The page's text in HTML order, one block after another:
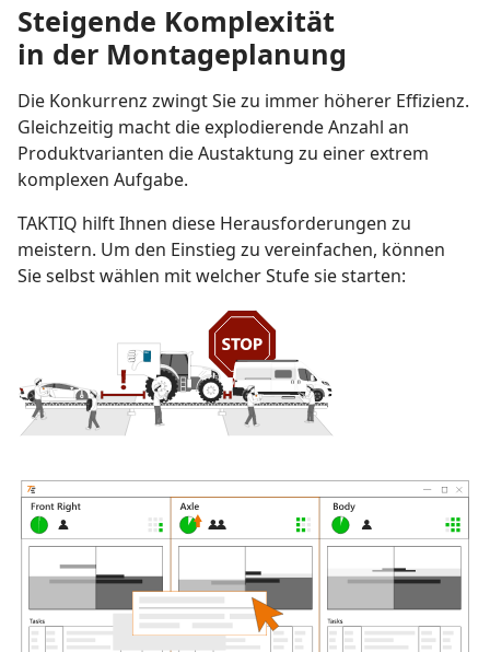
Steigende Komplexität
in der Montageplanung
Die Konkurrenz zwingt Sie zu immer höherer Effizienz.
Gleichzeitig macht die explodierende Anzahl an
Produktvarianten die Austaktung zu einer extrem
komplexen Aufgabe.
TAKTIQ hilft Ihnen diese Herausforderungen zu
meistern. Um den Einstieg zu vereinfachen, können
Sie selbst wählen mit welcher Stufe sie starten: